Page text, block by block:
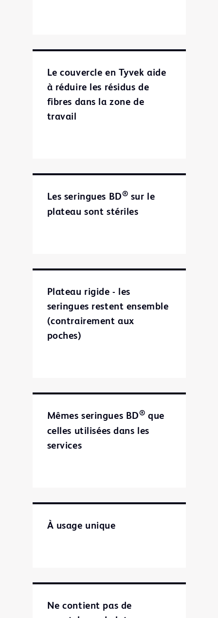
Le couvercle en Tyvek aide
à réduire les résidus de
fibres dans la zone de
travail
Les seringues BD® sur le
plateau sont stériles
Plateau rigide - les
seringues restent ensemble
(contrairement aux
poches)
Mêmes seringues BD® que
celles utilisées dans les
services
À usage unique
Ne contient pas de